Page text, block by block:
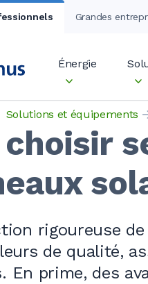
Grandes
Énergie
Solutions et équipements
rigoureuse
de qualité,
. En prime, des